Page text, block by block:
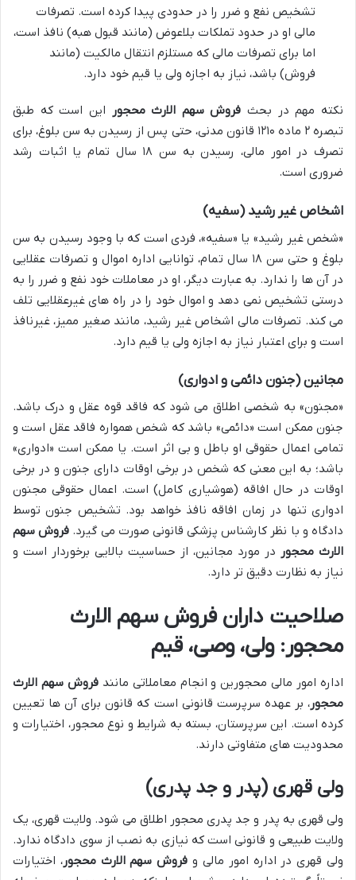
تشخیص نفع و ضرر را در حدودی پیدا کرده است. تصرفات
مالی او در حدود تملکات بلاعوض (مانند قبول هبه) نافذ است،
اما برای تصرفات مالی که مستلزم انتقال مالکیت (مانند
فروش) باشد، نیاز به اجازه ولی یا قیم خود دارد.
نکته مهم در بحث فروش سهم الارث محجور این است که طبق
تبصره ۲ ماده ۱۲۱۰ قانون مدنی، حتی پس از رسیدن به سن بلوغ، برای
تصرف در امور مالی، رسیدن به سن ۱۸ سال تمام یا اثبات رشد
ضروری است.
اشخاص غیر رشید (سفیه)
«شخص غیر رشید» یا «سفیه»، فردی است که با وجود رسیدن به سن
بلوغ و حتی سن ۱۸ سال تمام، توانایی اداره اموال و تصرفات عقلایی
در آن ها را ندارد. به عبارت دیگر، او در معاملات خود نفع و ضرر را به
درستی تشخیص نمی دهد و اموال خود را در راه های غیرعقلایی تلف
می کند. تصرفات مالی اشخاص غیر رشید، مانند صغیر ممیز، غیرنافذ
است و برای اعتبار نیاز به اجازه ولی یا قیم دارد.
مجانین (جنون دائمی و ادواری)
«مجنون» به شخصی اطلاق می شود که فاقد قوه عقل و درک باشد.
جنون ممکن است «دائمی» باشد که شخص همواره فاقد عقل است و
تمامی اعمال حقوقی او باطل و بی اثر است. یا ممکن است «ادواری»
باشد؛ به این معنی که شخص در برخی اوقات دارای جنون و در برخی
اوقات در حال افاقه (هوشیاری کامل) است. اعمال حقوقی مجنون
ادواری تنها در زمان افاقه نافذ خواهد بود. تشخیص جنون توسط
دادگاه و با نظر کارشناس پزشکی قانونی صورت می گیرد. فروش سهم
الارث محجور در مورد مجانین، از حساسیت بالایی برخوردار است و
نیاز به نظارت دقیق تر دارد.
صلاحیت داران فروش سهم الارث
محجور: ولی، وصی، قیم
اداره امور مالی محجورین و انجام معاملاتی مانندفروش سهم الارث
محجور، بر عهده سرپرست قانونی است که قانون برای آن ها تعیین
کرده است. این سرپرستان، بسته به شرایط و نوع محجور، اختیارات و
محدودیت های متفاوتی دارند.
ولی قهری (پدر و جد پدری)
ولی قهری به پدر و جد پدری محجور اطلاق می شود. ولایت قهری، یک
ولایت طبیعی و قانونی است که نیازی به نصب از سوی دادگاه ندارد.
ولی قهری در اداره امور مالی و فروش سهم الارث محجور، اختیارات